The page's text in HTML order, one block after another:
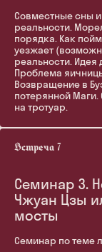
Совместные сны
реальности.
порядка. Как
уезжает
реальности.
Проблема
Возвращение в
потерянной Маги.
на тротуар.
Семинар 3.
Чжуан Цзы
мосты
Семинар по теме